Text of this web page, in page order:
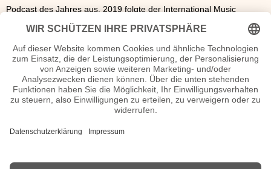
Podcast des Jahres aus. 2019 folgte der International Music
Journalism Award für die beste musikjournalistische Arbeit (Audio)
der Moderation des WDR-Radioformats „Soundcheck“, einer
Musiksendung. Es ist nicht bekannt, ob Kawelke verheiratet ist oder
Kinder hat.
Jan Kawelke Wiki, Herkunft, Geburtstag, verheiratet, Kinder
etc.
Wikipedia Seite